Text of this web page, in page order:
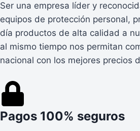
Ser una empresa líder y
equipos de protección personal,
día productos de alta calidad a
al mismo tiempo nos permitan
nacional con los mejores precios
Pagos 100% seguros